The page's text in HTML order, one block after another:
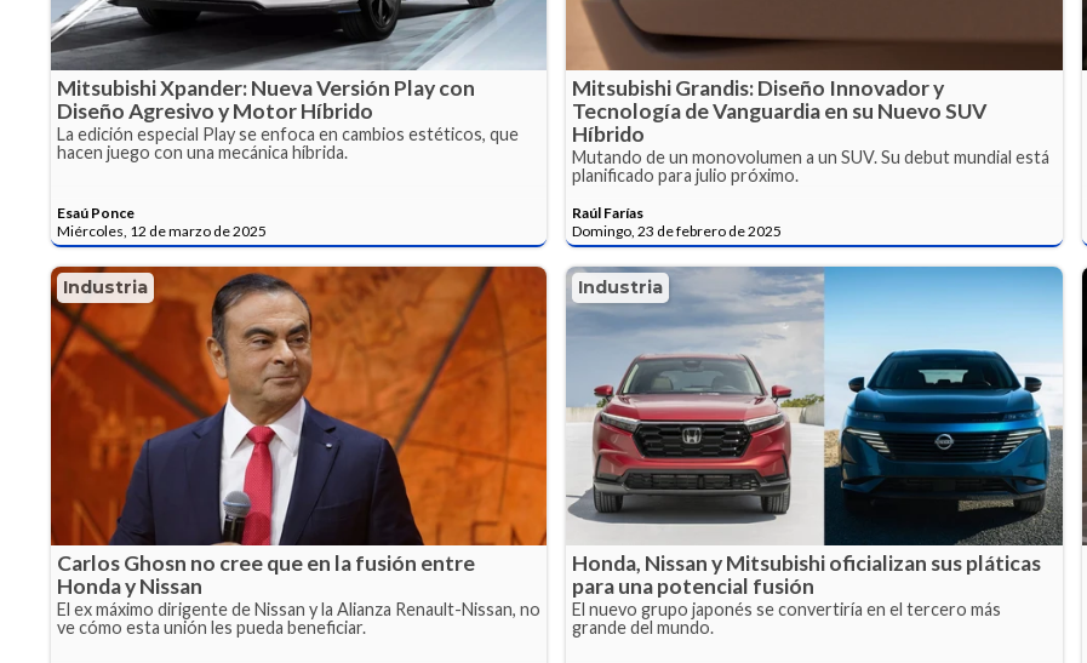
Mitsubishi Xpander: Nueva Versión Play con
Diseño Agresivo y Motor Híbrido
La edición especial Play se enfoca en cambios estéticos, que
hacen juego con una mecánica híbrida.
Esaú Ponce
Miércoles, 12 de marzo de 2025
Mitsubishi Grandis: Diseño Innovador y
Tecnología de Vanguardia en su Nuevo SUV
Híbrido
Mutando de un monovolumen a un SUV. Su debut mundial está
planificado para julio próximo.
Raúl Farías
Domingo, 23 de febrero de 2025
Industria
Carlos Ghosn no cree que en la fusión entre
Honda y Nissan
El ex máximo dirigente de Nissan y la Alianza Renault-Nissan, no
ve cómo esta unión les pueda beneficiar.
Industria
Honda, Nissan y Mitsubishi oficializan sus pláticas
para una potencial fusión
El nuevo grupo japonés se convertiría en el tercero más
grande del mundo.